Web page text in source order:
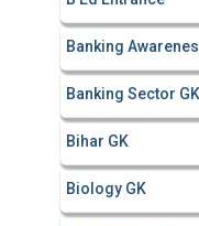
Banking
Banking Sector GK
Bihar GK
Biology GK